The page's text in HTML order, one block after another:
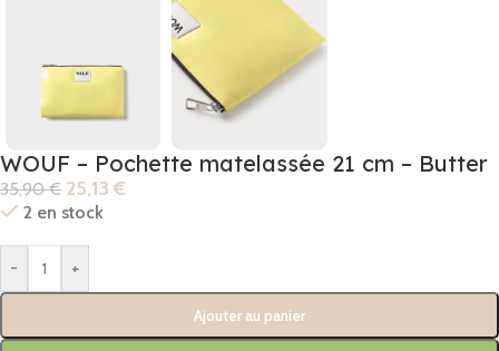
WOUF – Pochette matelassée 21 cm – Butter
35,90€ 25,13€
2 en stock
- +
Ajouter au panier